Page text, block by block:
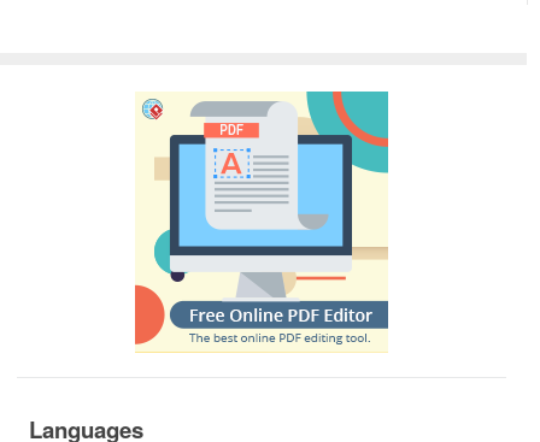
Languages